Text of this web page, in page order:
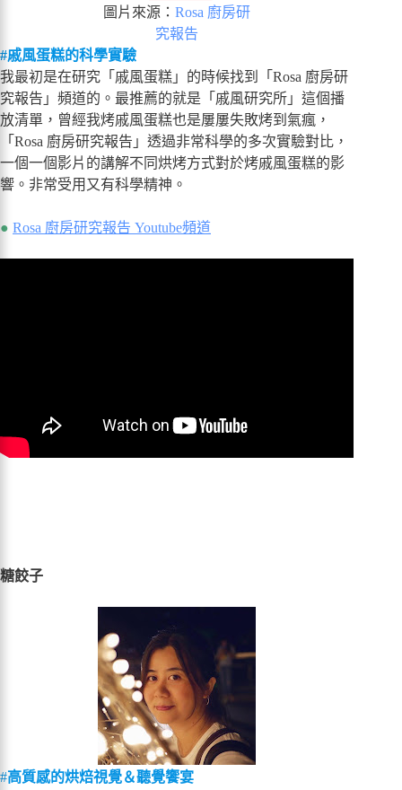
圖片來源：Rosa 廚房研
究報告
#戚風蛋糕的科學實驗
我最初是在研究「戚風蛋糕」的時候找到「Rosa 廚房研
究報告」頻道的。最推薦的就是「戚風研究所」這個播
放清單，曾經我烤戚風蛋糕也是屢屢失敗烤到氣瘋，
「Rosa 廚房研究報告」透過非常科學的多次實驗對比，
一個一個影片的講解不同烘烤方式對於烤戚風蛋糕的影
響。非常受用又有科學精神。
● Rosa 廚房研究報告 Youtube頻道
糖餃子
#高質感的烘焙視覺＆聽覺饗宴